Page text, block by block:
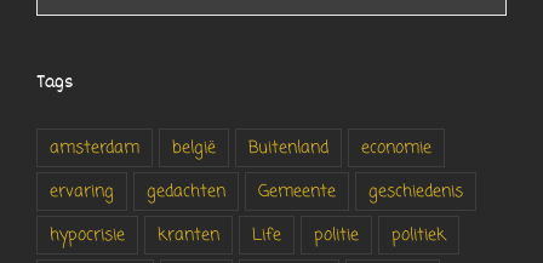
Tags
amsterdam belgië Buitenland
economie
ervaring
gedachten Gemeente
geschiedenis
hypocrisie
kranten Life politie
politiek